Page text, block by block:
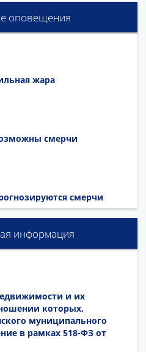
оповещения
жара
смерчи
смерчи
информация
и их
которых,
муниципального
в рамках 518-ФЗ от